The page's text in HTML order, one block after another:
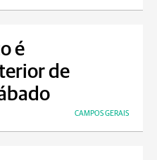
é
de
CAMPOS GERAIS